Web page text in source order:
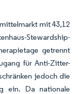
mit 43,12
Stewardship-
getrennt
für Anti-Zitter-
jedoch die
ein. Da nationale